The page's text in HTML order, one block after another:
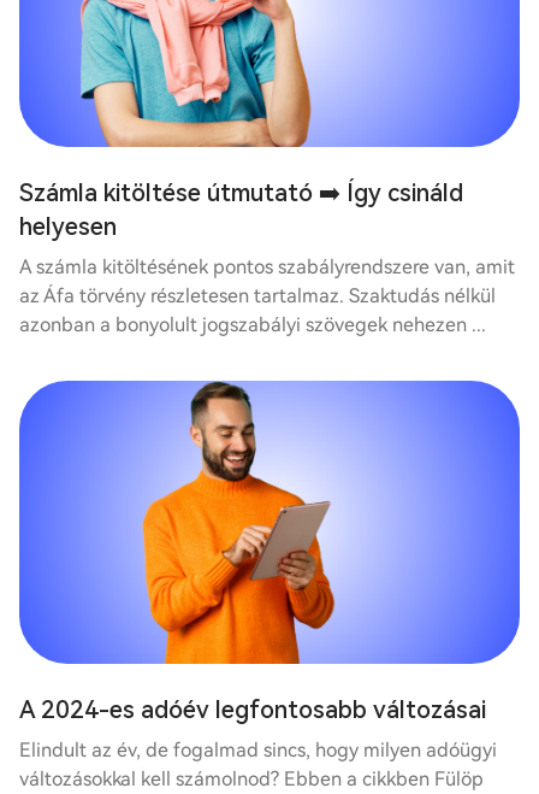
Számla kitöltése útmutató ➡️ Így csináld
helyesen
A számla kitöltésének pontos szabályrendszere van, amit
az Áfa törvény részletesen tartalmaz. Szaktudás nélkül
azonban a bonyolult jogszabályi szövegek nehezen ...
A 2024-es adóév legfontosabb változásai
Elindult az év, de fogalmad sincs, hogy milyen adóügyi
változásokkal kell számolnod? Ebben a cikkben Fülöp